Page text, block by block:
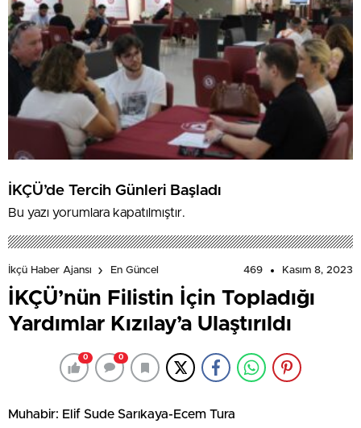
İKÇÜ’de Tercih Günleri Başladı
Bu yazı yorumlara kapatılmıştır.
İkçü Haber Ajansı En Güncel 469 Kasım 8, 2023
İKÇÜ’nün Filistin İçin Topladığı
Yardımlar Kızılay’a Ulaştırıldı
0 0
Muhabir: Elif Sude Sarıkaya-Ecem Tura